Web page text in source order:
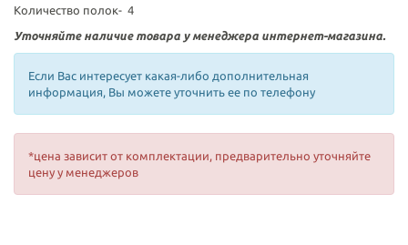
Количество полок- 4
Уточняйте наличие товара у менеджера интернет-магазина.
Если Вас интересует какая-либо дополнительная
информация, Вы можете уточнить ее по телефону
*цена зависит от комплектации, предварительно уточняйте
цену у менеджеров